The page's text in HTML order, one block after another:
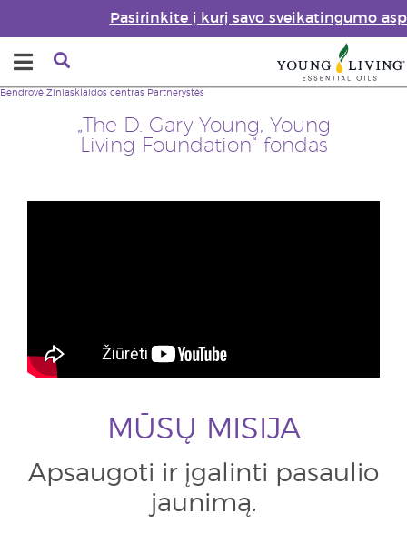
Pasirinkite į kurį savo sveikatingumo
„The D. Gary Young, Young
Living Foundation“ fondas
Bendrovė Žiniasklaidos centras Partnerystės
MŪSŲ MISIJA
Apsaugoti ir įgalinti pasaulio
jaunimą.